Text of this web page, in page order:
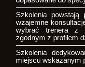
Szkolenia powstają
wzajemne
wybrać trenera z
zgodnym z profilem
Szkolenia
miejscu wskazanym